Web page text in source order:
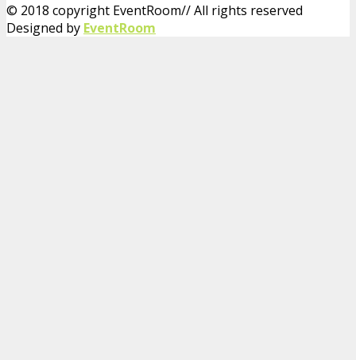
© 2018 copyright EventRoom// All rights reserved
Designed by EventRoom